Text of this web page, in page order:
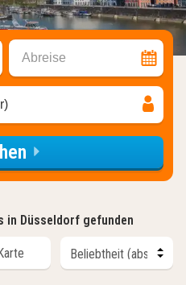
Abreise
in Düsseldorf gefunden